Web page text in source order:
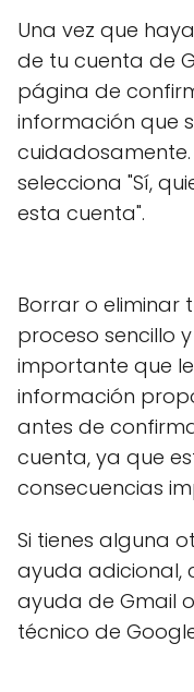
Una vez que
de tu cuenta de
página de
información que
cuidadosamente.
selecciona "Sí,
esta cuenta".
Borrar o eliminar
proceso sencillo
importante que
información
antes de
cuenta, ya que
consecuencias
Si tienes alguna
ayuda adicional,
ayuda de Gmail
técnico de